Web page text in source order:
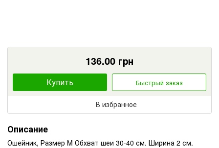
136.00 грн
Купить Быстрый заказ
В избранное
Описание
Ошейник, Размер M Обхват шеи 30-40 см. Ширина 2 см.